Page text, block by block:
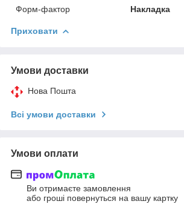
Форм-фактор
Накладка
Приховати
Умови доставки
Нова Пошта
Всі умови доставки
Умови оплати
Ви отримаєте замовлення
або гроші повернуться на вашу картку